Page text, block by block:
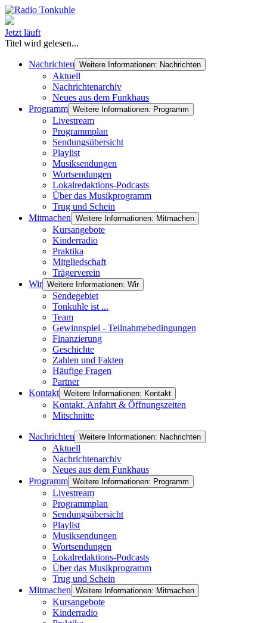
Jetzt läuft
Titel wird gelesen...
Nachrichten Weitere Informationen: Nachrichten
Aktuell
Nachrichtenarchiv
Neues aus dem Funkhaus
Programm Weitere Informationen: Programm
Livestream
Programmplan
Sendungsübersicht
Playlist
Musiksendungen
Wortsendungen
Lokalredaktions-Podcasts
Über das Musikprogramm
Trug und Schein
Mitmachen Weitere Informationen: Mitmachen
Kursangebote
Kinderradio
Praktika
Mitgliedschaft
Trägerverein
Wir Weitere Informationen: Wir
Sendegebiet
Tonkuhle ist ...
Team
Gewinnspiel - Teilnahmebedingungen
Finanzierung
Geschichte
Zahlen und Fakten
Häufige Fragen
Partner
Kontakt Weitere Informationen: Kontakt
Kontakt, Anfahrt & Öffnungszeiten
Mitschnitte
Nachrichten Weitere Informationen: Nachrichten
Aktuell
Nachrichtenarchiv
Neues aus dem Funkhaus
Programm Weitere Informationen: Programm
Livestream
Programmplan
Sendungsübersicht
Playlist
Musiksendungen
Wortsendungen
Lokalredaktions-Podcasts
Über das Musikprogramm
Trug und Schein
Mitmachen Weitere Informationen: Mitmachen
Kursangebote
Kinderradio